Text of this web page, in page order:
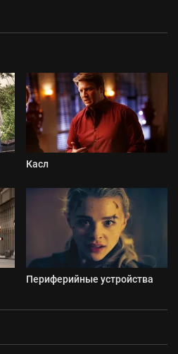
Касл
Периферийные устройства